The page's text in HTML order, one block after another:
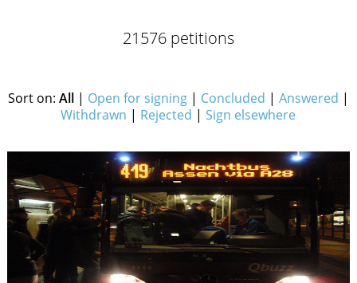
21576 petitions
Sort on: All| Open for signing| Concluded | Answered |
Withdrawn | Rejected |Sign elsewhere